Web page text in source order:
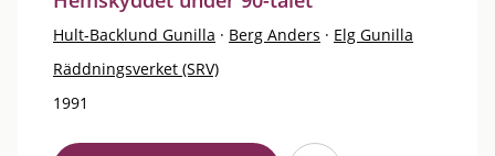
Hult-Backlund Gunilla · Berg Anders · Elg Gunilla
Räddningsverket (SRV)
1991